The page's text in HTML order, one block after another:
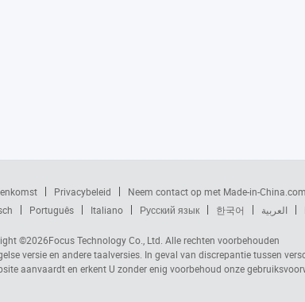
Privacybeleid Neem contact op met Made-in-China.com
Português Italiano Русский язык 한국어 العربية
©2026Focus Technology Co., Ltd. Alle rechten voorbehouden
versie en andere taalversies. In geval van discrepantie tussen
aanvaardt en erkent U zonder enig voorbehoud onze